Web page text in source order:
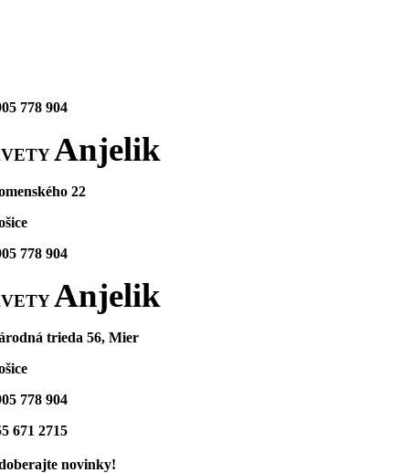
778 904
Anjelik
22
778 904
Anjelik
trieda 56, Mier
778 904
671 2715
novinky!